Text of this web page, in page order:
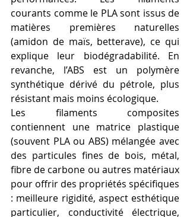
courants comme le PLA sont issus de
matières premières naturelles
(amidon de maïs, betterave), ce qui
explique leur biodégradabilité. En
revanche, l’ABS est un polymère
synthétique dérivé du pétrole, plus
résistant mais moins écologique.
Les filaments composites
contiennent une matrice plastique
(souvent PLA ou ABS) mélangée avec
des particules fines de bois, métal,
fibre de carbone ou autres matériaux
pour offrir des propriétés spécifiques
: meilleure rigidité, aspect esthétique
particulier, conductivité électrique,